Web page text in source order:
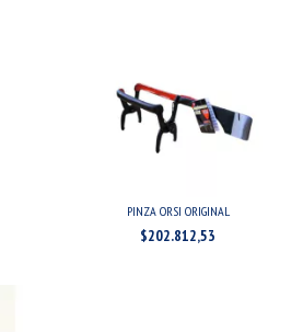
PINZA ORSI ORIGINAL
$202.812,53